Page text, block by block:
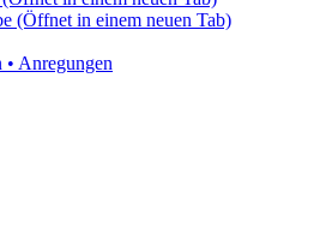
(Öffnet in einem neuen Tab)
• Anregungen